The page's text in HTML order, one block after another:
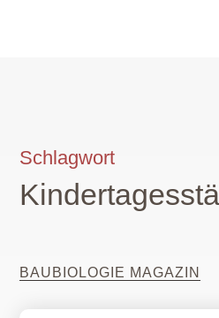
Schlagwort
BAUBIOLOGIE MAGAZIN